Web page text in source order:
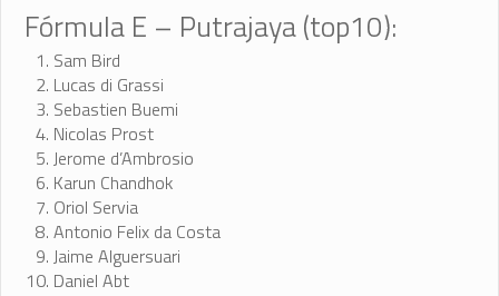
Fórmula E – Putrajaya (top10):
Sam Bird
Lucas di Grassi
Sebastien Buemi
Nicolas Prost
Jerome d’Ambrosio
Karun Chandhok
Oriol Servia
Antonio Felix da Costa
Jaime Alguersuari
Daniel Abt